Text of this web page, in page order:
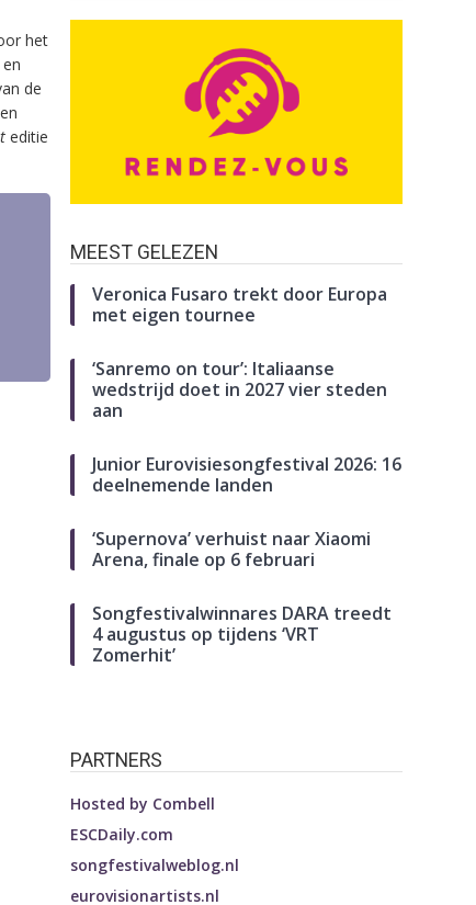
het
de
editie
MEEST GELEZEN
Veronica Fusaro trekt door Europa
met eigen tournee
‘Sanremo on tour’: Italiaanse
wedstrijd doet in 2027 vier steden
aan
Junior Eurovisiesongfestival 2026: 16
deelnemende landen
‘Supernova’ verhuist naar Xiaomi
Arena, finale op 6 februari
Songfestivalwinnares DARA treedt
4 augustus op tijdens ‘VRT
Zomerhit’
PARTNERS
Hosted by Combell
ESCDaily.com
songfestivalweblog.nl
eurovisionartists.nl